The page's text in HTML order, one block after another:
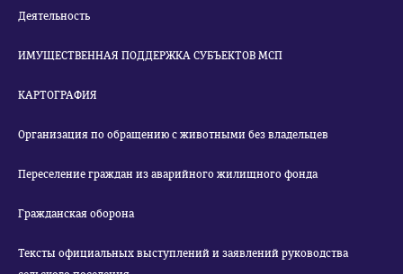
Деятельность
ИМУЩЕСТВЕННАЯ ПОДДЕРЖКА СУБЪЕКТОВ МСП
КАРТОГРАФИЯ
Организация по обращению с животными без владельцев
Переселение граждан из аварийного жилищного фонда
Гражданская оборона
Тексты официальных выступлений и заявлений руководства